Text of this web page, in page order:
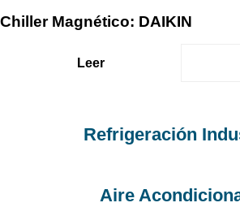
Chiller Magnético: DAIKIN
Leer
Refrigeración
Aire